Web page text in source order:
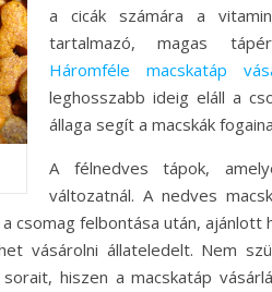
a cicák számára a
tartalmazó, magas
Háromféle macskatáp
leghosszabb ideig eláll a
állaga segít a macskák
A félnedves tápok,
változatnál. A nedves
csomag felbontása után,
vásárolni állateledelt. Nem
hiszen a macskatáp